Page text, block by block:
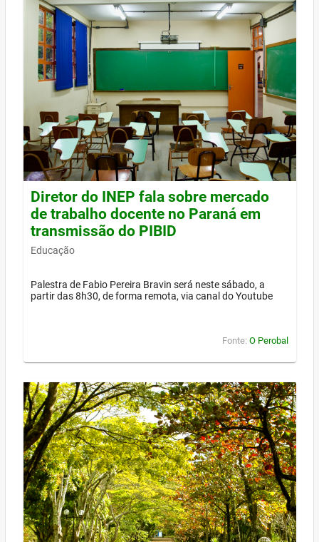
Diretor do INEP fala sobre mercado
de trabalho docente no Paraná em
transmissão do PIBID
Educação
Palestra de Fabio Pereira Bravin será neste sábado, a
partir das 8h30, de forma remota, via canal do Youtube
Fonte: O Perobal